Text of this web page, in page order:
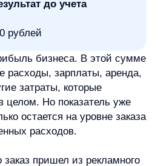
юнит.
окупаемость
только маржу
Если нужно оценить
расчет идет только
тоже будет неполным.
и постоянные
с конкретным
продажей. Постоянные
в одну формулу,